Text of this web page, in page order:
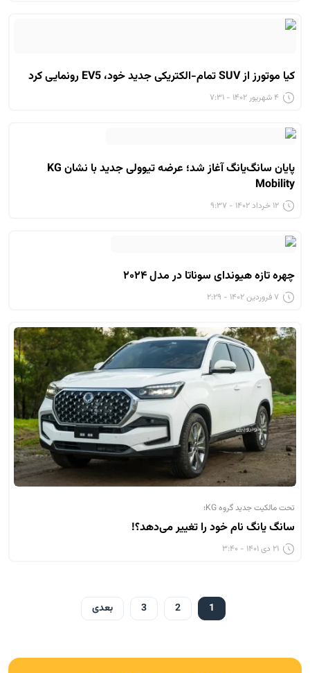
کیا موتورز از SUV تمام-الکتریکی جدید خود، EV5 رونمایی کرد
۴ شهریور ۱۴۰۲ - ۷:۳۱
پایان سانگ‌یانگ آغاز شد؛ عرضه تیوولی جدید با نشان KG
Mobility
۱۲ خرداد ۱۴۰۲ - ۹:۳۷
چهره تازه هیوندای سوناتا در مدل ۲۰۲۴
۷ فروردین ۱۴۰۲ - ۲:۲۹
تحت مالکیت جدید گروه KG؛
سانگ یانگ نام خود را تغییر می‌دهد؟!
۲۱ دی ۱۴۰۱ - ۳:۴۰
1
2
3 بعدی